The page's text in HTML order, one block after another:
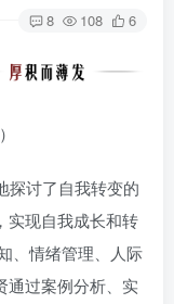
8 108 6
探讨了自我转变的
实现自我成长和转
、情绪管理、人际
通过案例分析、实